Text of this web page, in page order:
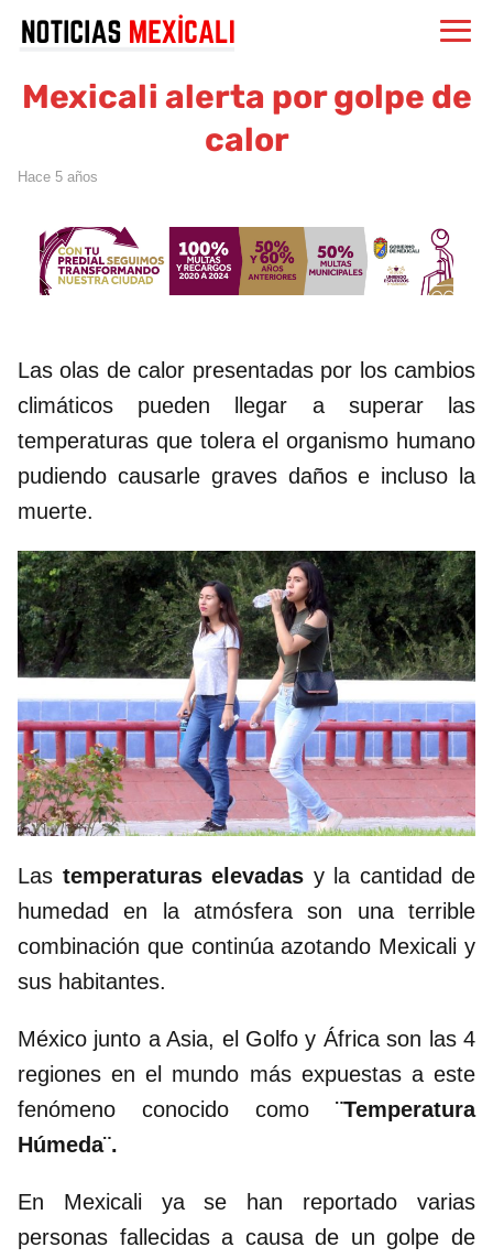
Mexicali alerta por golpe de
calor
hace 5 años
Las olas de calor presentadas por los cambios
climáticos pueden llegar a superar las
temperaturas que tolera el organismo humano
pudiendo causarle graves daños e incluso la
muerte.
Las temperaturas elevadas y la cantidad de
humedad en la atmósfera son una terrible
combinación que continúa azotando Mexicali y
sus habitantes.
México junto a Asia, el Golfo y África son las 4
regiones en el mundo más expuestas a este
fenómeno conocido como ¨Temperatura
Húmeda¨.
En Mexicali ya se han reportado varias
personas fallecidas a causa de un golpe de